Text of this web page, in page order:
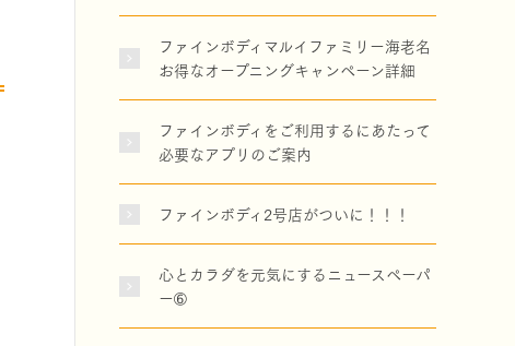
ファインボディマルイファミリー海老名
お得なオープニングキャンペーン詳細
ファインボディをご利用するにあたって
必要なアプリのご案内
ファインボディ2号店がついに！！！
心とカラダを元気にするニュースペーパ
ー➅